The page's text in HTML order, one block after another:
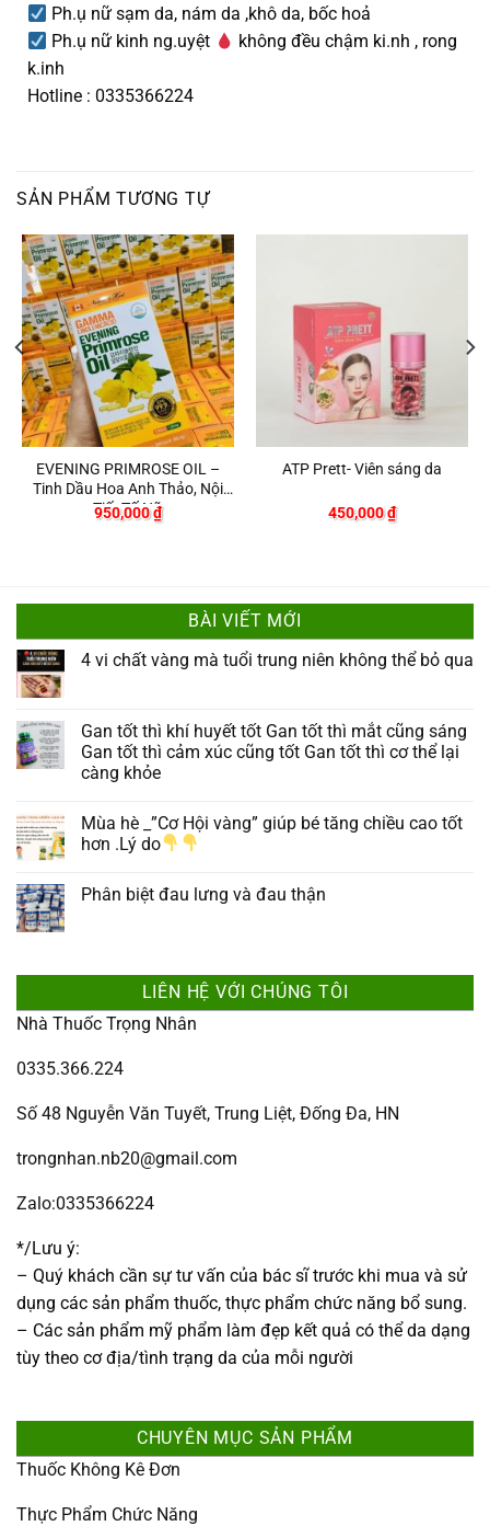
Ph.ụ nữ sạm da, nám da ,khô da, bốc hoả
Ph.ụ nữ kinh ng.uyệt
không đều chậm ki.nh , rong
k.inh
Hotline : 0335366224
SẢN PHẨM TƯƠNG TỰ
EVENING PRIMROSE OIL –
Tinh Dầu Hoa Anh Thảo, Nội
Tiết Tố Nữ
950,000₫
ATP Prett- Viên sáng da
450,000₫
BÀI VIẾT MỚI
4 vi chất vàng mà tuổi trung niên không thể bỏ qua
Gan tốt thì khí huyết tốt Gan tốt thì mắt cũng sáng
Gan tốt thì cảm xúc cũng tốt Gan tốt thì cơ thể lại
càng khỏe
Mùa hè _”Cơ Hội vàng” giúp bé tăng chiều cao tốt
hơn .Lý do
Phân biệt đau lưng và đau thận
LIÊN HỆ VỚI CHÚNG TÔI
Nhà Thuốc Trọng Nhân
0335.366.224
Số 48 Nguyễn Văn Tuyết, Trung Liệt, Đống Đa, HN
trongnhan.nb20@gmail.com
Zalo:0335366224
*/Lưu ý:
– Quý khách cần sự tư vấn của bác sĩ trước khi mua và sử
dụng các sản phẩm thuốc, thực phẩm chức năng bổ sung.
– Các sản phẩm mỹ phẩm làm đẹp kết quả có thể da dạng
tùy theo cơ địa/tình trạng da của mỗi người
CHUYÊN MỤC SẢN PHẨM
Thuốc Không Kê Đơn
Thực Phẩm Chức Năng